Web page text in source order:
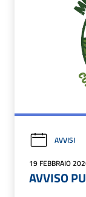
AVVISI
19 FEBBRAIO
AVVISO